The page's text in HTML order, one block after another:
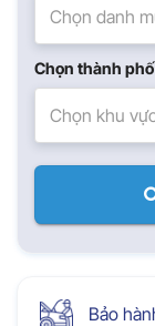
Chọn danh
Chọn thành
Chọn khu
Bảo